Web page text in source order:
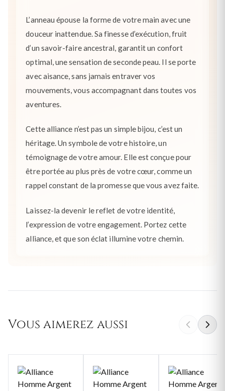
L’anneau épouse la forme de votre main avec une
douceur inattendue. Sa finesse d’exécution, fruit
d’un savoir-faire ancestral, garantit un confort
optimal, une sensation de seconde peau. Il se porte
avec aisance, sans jamais entraver vos
mouvements, vous accompagnant dans toutes vos
aventures.
Cette alliance n’est pas un simple bijou, c’est un
héritage. Un symbole de votre histoire, un
témoignage de votre amour. Elle est conçue pour
être portée au plus près de votre cœur, comme un
rappel constant de la promesse que vous avez faite.
Laissez-la devenir le reflet de votre identité,
l’expression de votre engagement. Portez cette
alliance, et que son éclat illumine votre chemin.
Vous aimerez aussi